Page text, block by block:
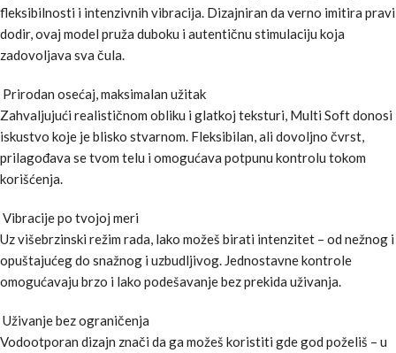
fleksibilnosti i intenzivnih vibracija. Dizajniran da verno imitira pravi
dodir, ovaj model pruža duboku i autentičnu stimulaciju koja
zadovoljava sva čula.
Prirodan osećaj, maksimalan užitak
Zahvaljujući realističnom obliku i glatkoj teksturi, Multi Soft donosi
iskustvo koje je blisko stvarnom. Fleksibilan, ali dovoljno čvrst,
prilagođava se tvom telu i omogućava potpunu kontrolu tokom
korišćenja.
Vibracije po tvojoj meri
Uz višebrzinski režim rada, lako možeš birati intenzitet – od nežnog i
opuštajućeg do snažnog i uzbudljivog. Jednostavne kontrole
omogućavaju brzo i lako podešavanje bez prekida uživanja.
Uživanje bez ograničenja
Vodootporan dizajn znači da ga možeš koristiti gde god poželiš – u